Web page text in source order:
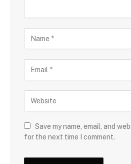
Save my name, email, and
for the next time I comment.